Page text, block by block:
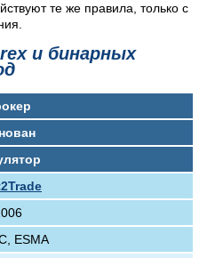
те же правила, только с
и бинарных
ESMA